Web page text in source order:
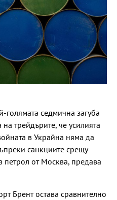
голямата седмична загуба
трейдърите, че усилията
в Украйна няма да
санкциите срещу
от Москва, предава
Брент остава сравнително